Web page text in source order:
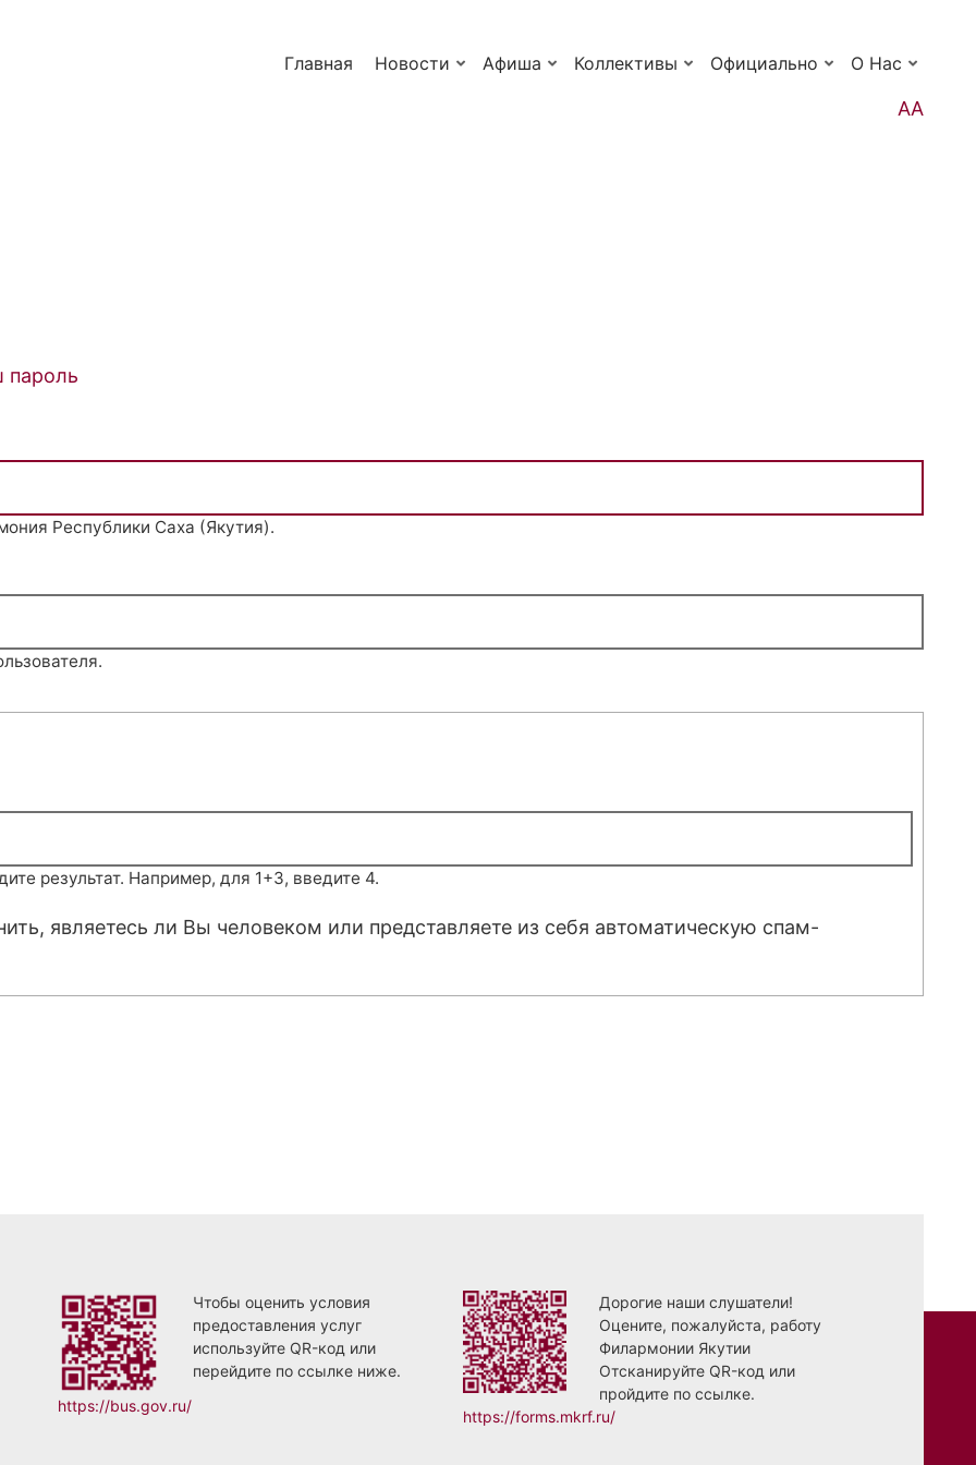
Главная Новости Афиша Коллективы Официально О Нас
АА
пароль
Республики Саха (Якутия).
результат. Например, для 1+3, введите 4.
являетесь ли Вы человеком или представляете из себя автоматическую спам-
Чтобы оценить условия
предоставления услуг
используйте QR-код или
перейдите по ссылке ниже.
https://bus.gov.ru/
Дорогие наши слушатели!
Оцените, пожалуйста, работу
Филармонии Якутии
Отсканируйте QR-код или
пройдите по ссылке.
https://forms.mkrf.ru/